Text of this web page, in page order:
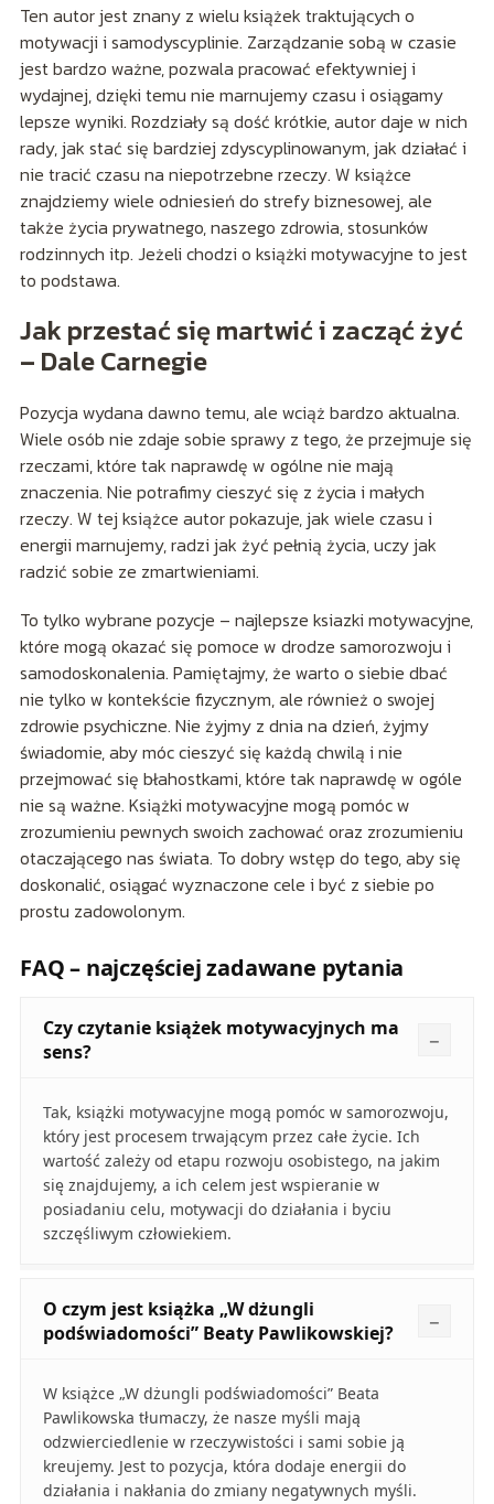
Ten autor jest znany z wielu książek traktujących o
motywacji i samodyscyplinie. Zarządzanie sobą w czasie
jest bardzo ważne, pozwala pracować efektywniej i
wydajnej, dzięki temu nie marnujemy czasu i osiągamy
lepsze wyniki. Rozdziały są dość krótkie, autor daje w nich
rady, jak stać się bardziej zdyscyplinowanym, jak działać i
nie tracić czasu na niepotrzebne rzeczy. W książce
znajdziemy wiele odniesień do strefy biznesowej, ale
także życia prywatnego, naszego zdrowia, stosunków
rodzinnych itp. Jeżeli chodzi o książki motywacyjne to jest
to podstawa.
Jak przestać się martwić i zacząć żyć
– Dale Carnegie
Pozycja wydana dawno temu, ale wciąż bardzo aktualna.
Wiele osób nie zdaje sobie sprawy z tego, że przejmuje się
rzeczami, które tak naprawdę w ogólne nie mają
znaczenia. Nie potrafimy cieszyć się z życia i małych
rzeczy. W tej książce autor pokazuje, jak wiele czasu i
energii marnujemy, radzi jak żyć pełnią życia, uczy jak
radzić sobie ze zmartwieniami.
To tylko wybrane pozycje – najlepsze ksiazki motywacyjne,
które mogą okazać się pomoce w drodze samorozwoju i
samodoskonalenia. Pamiętajmy, że warto o siebie dbać
nie tylko w kontekście fizycznym, ale również o swojej
zdrowie psychiczne. Nie żyjmy z dnia na dzień, żyjmy
świadomie, aby móc cieszyć się każdą chwilą i nie
przejmować się błahostkami, które tak naprawdę w ogóle
nie są ważne. Książki motywacyjne mogą pomóc w
zrozumieniu pewnych swoich zachować oraz zrozumieniu
otaczającego nas świata. To dobry wstęp do tego, aby się
doskonalić, osiągać wyznaczone cele i być z siebie po
prostu zadowolonym.
FAQ – najczęściej zadawane pytania
Czy czytanie książek motywacyjnych ma
sens?
Tak, książki motywacyjne mogą pomóc w samorozwoju,
który jest procesem trwającym przez całe życie. Ich
wartość zależy od etapu rozwoju osobistego, na jakim
się znajdujemy, a ich celem jest wspieranie w
posiadaniu celu, motywacji do działania i byciu
szczęśliwym człowiekiem.
O czym jest książka „W dżungli
podświadomości” Beaty Pawlikowskiej?
W książce „W dżungli podświadomości” Beata
Pawlikowska tłumaczy, że nasze myśli mają
odzwierciedlenie w rzeczywistości i sami sobie ją
kreujemy. Jest to pozycja, która dodaje energii do
działania i nakłania do zmiany negatywnych myśli.